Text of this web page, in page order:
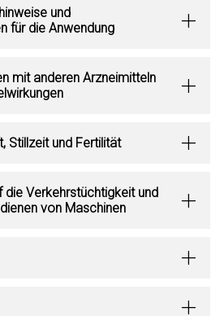
und
für die Anwendung
mit anderen Arzneimitteln
Stillzeit und Fertilität
die Verkehrstüchtigkeit und
von Maschinen